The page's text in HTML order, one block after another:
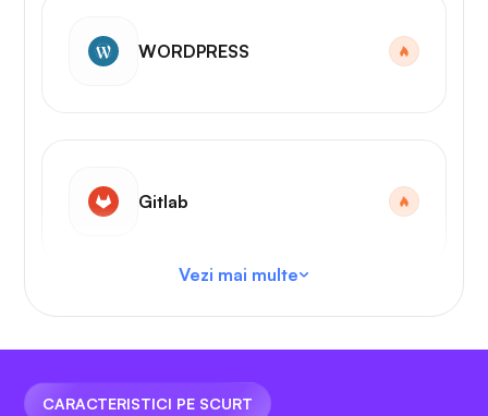
WORDPRESS
Gitlab
Cod VS
Vezi mai multe
CARACTERISTICI PE SCURT